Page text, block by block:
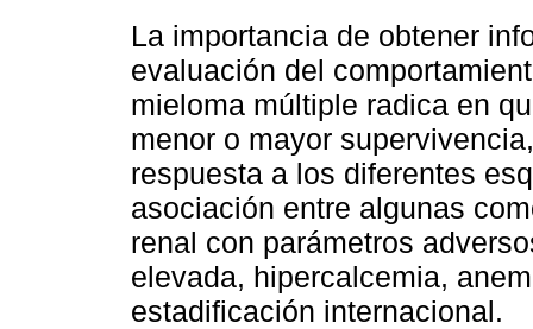
La importancia de obtener
evaluación del
mieloma múltiple radica en
menor o mayor
respuesta a los diferentes
asociación entre algunas
renal con parámetros
elevada, hipercalcemia,
estadificación internacional.